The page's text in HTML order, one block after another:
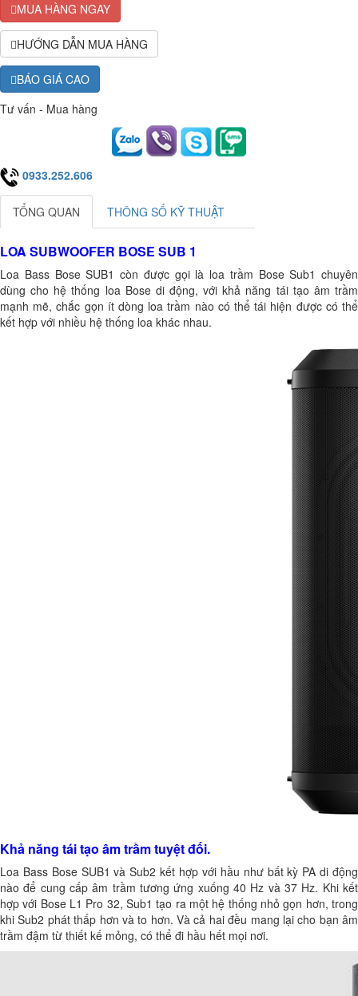
MUA HÀNG NGAY
HƯỚNG DẪN MUA HÀNG
BÁO GIÁ CAO
Tư vấn - Mua hàng
0933.252.606
TỔNG QUAN THÔNG SỐ KỸ THUẬT
LOA SUBWOOFER BOSE SUB 1
Loa Bass Bose SUB1 còn được gọi là loa trầm Bose Sub1 chuyên
dùng cho hệ thống loa Bose di động, với khả năng tái tạo âm trầm
mạnh mẽ, chắc gọn ít dòng loa trầm nào có thể tái hiện được có thể
kết hợp với nhiều hệ thống loa khác nhau.
Khả năng tái tạo âm trầm tuyệt đối.
Loa Bass Bose SUB1 và Sub2 kết hợp với hầu như bất kỳ PA di động
nào để cung cấp âm trầm tương ứng xuống 40 Hz và 37 Hz. Khi kết
hợp với Bose L1 Pro 32, Sub1 tạo ra một hệ thống nhỏ gọn hơn, trong
khi Sub2 phát thấp hơn và to hơn. Và cả hai đều mang lại cho bạn âm
trầm đậm từ thiết kế mỏng, có thể đi hầu hết mọi nơi.